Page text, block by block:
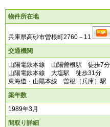
物件所在地
兵庫県高砂市曽根町2760－11
交通機関
山陽電鉄本線 山陽曽根駅 徒歩7分
山陽電鉄本線 大塩駅 徒歩31分
東海道・山陽本線 曽根（兵庫）
築年数
1989年3月
間取り詳細